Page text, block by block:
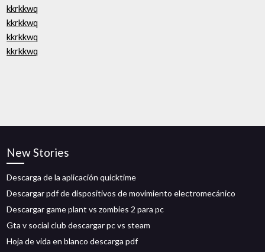
kkrkkwq
kkrkkwq
kkrkkwq
kkrkkwq
New Stories
Descarga de la aplicación quicktime
Descargar pdf de dispositivos de movimiento electromecánico
Descargar game plant vs zombies 2 para pc
Gta v social club descargar pc vs steam
Hoja de vida en blanco descarga pdf